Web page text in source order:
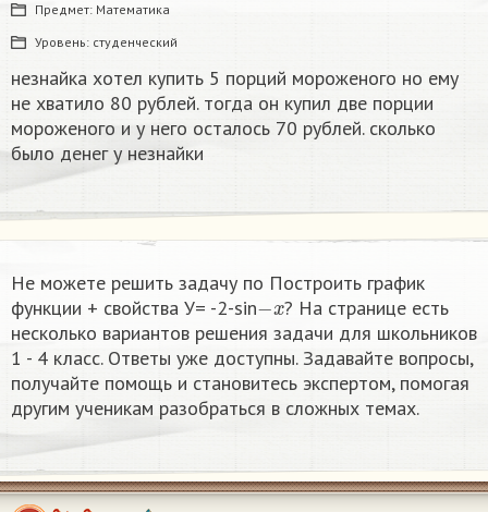
Предмет: Математика
Уровень: студенческий
незнайка хотел купить 5 порций мороженого но ему
не хватило 80 рублей. тогда он купил две порции
мороженого и у него осталось 70 рублей. сколько
было денег у незнайки
Не можете решить задачу по Построить график
функции + свойства У= -2-sin− x ? На странице есть
несколько вариантов решения задачи для школьников
1 - 4 класс. Ответы уже доступны. Задавайте вопросы,
получайте помощь и становитесь экспертом, помогая
другим ученикам разобраться в сложных темах.